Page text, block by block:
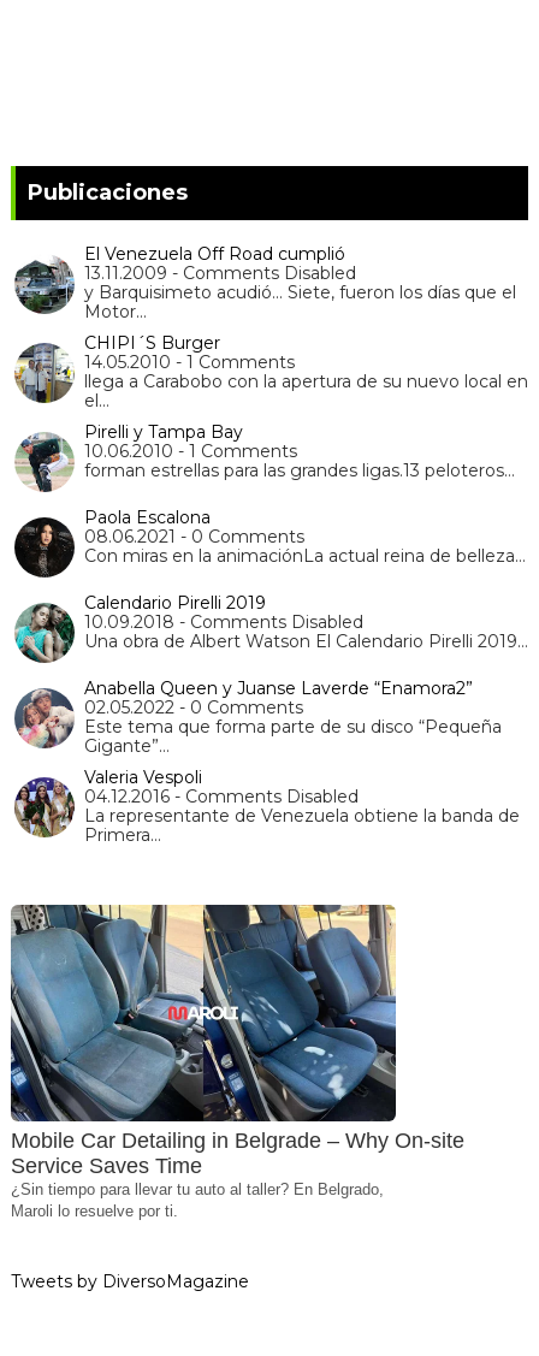
Publicaciones
El Venezuela Off Road cumplió
13.11.2009 - Comments Disabled
y Barquisimeto acudió… Siete, fueron los días que el
Motor…
CHIPI´S Burger
14.05.2010 - 1 Comments
llega a Carabobo con la apertura de su nuevo local en
el…
Pirelli y Tampa Bay
10.06.2010 - 1 Comments
forman estrellas para las grandes ligas.13 peloteros…
Paola Escalona
08.06.2021 - 0 Comments
Con miras en la animaciónLa actual reina de belleza…
Calendario Pirelli 2019
10.09.2018 - Comments Disabled
Una obra de Albert Watson El Calendario Pirelli 2019…
Anabella Queen y Juanse Laverde “Enamora2”
02.05.2022 - 0 Comments
Este tema que forma parte de su disco “Pequeña
Gigante”…
Valeria Vespoli
04.12.2016 - Comments Disabled
La representante de Venezuela obtiene la banda de
Primera…
Mobile Car Detailing in Belgrade – Why On-site
Service Saves Time
¿Sin tiempo para llevar tu auto al taller? En Belgrado,
Maroli lo resuelve por ti.
Tweets by DiversoMagazine